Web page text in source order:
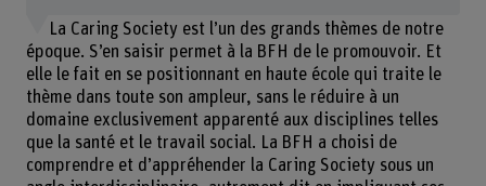
La Caring Society est l’un des grands thèmes de notre
époque. S’en saisir permet à la BFH de le promouvoir. Et
elle le fait en se positionnant en haute école qui traite le
thème dans toute son ampleur, sans le réduire à un
domaine exclusivement apparenté aux disciplines telles
que la santé et le travail social. La BFH a choisi de
comprendre et d’appréhender la Caring Society sous un